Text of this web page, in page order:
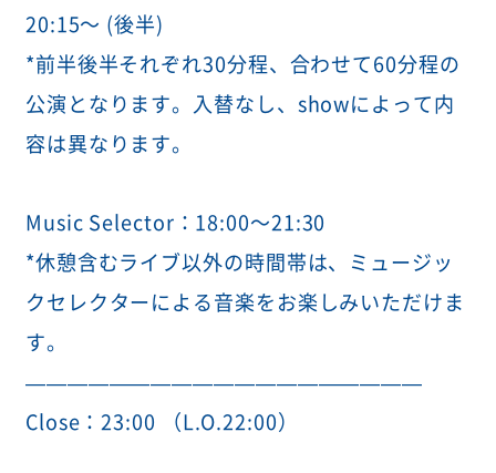
20:15〜 (後半)
*前半後半それぞれ30分程、合わせて60分程の
公演となります。入替なし、showによって内
容は異なります。
Music Selector：18:00〜21:30
*休憩含むライブ以外の時間帯は、ミュージッ
クセレクターによる音楽をお楽しみいただけま
す。
———————————————————
Close：23:00 （L.O.22:00）